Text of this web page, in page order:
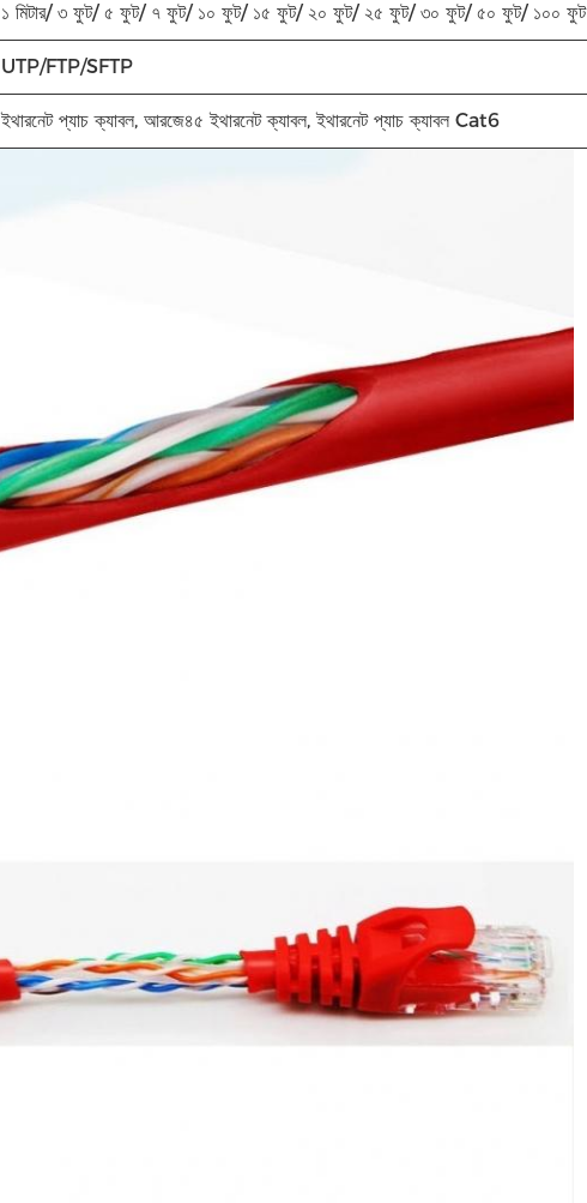
১ মিটার/ ৩ ফুট/ ৫ ফুট/ ৭ ফুট/ ১০ ফুট/ ১৫ ফুট/ ২০ ফুট/ ২৫ ফুট/ ৩০ ফুট/ ৫০ ফুট/ ১০০ ফুট
UTP/FTP/SFTP
ইথারনেট প্যাচ ক্যাবল, আরজে৪৫ ইথারনেট ক্যাবল, ইথারনেট প্যাচ ক্যাবল Cat6